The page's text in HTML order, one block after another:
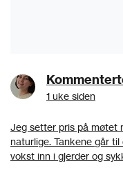
1 uke siden
Jeg setter pris på møtet
naturlige. Tankene går
vokst inn i gjerder og